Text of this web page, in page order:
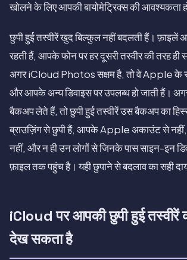
खोलने के लिए आपकी बायोमेट्रिक्स की आवश्यकता
छुपी हुई तस्वीरें खुद बिल्कुल नहीं बदलती हैं। फ़ाइलें
रहती हैं, आपके फोन पर हर दूसरी तस्वीर की तरह ही
अगर iCloud Photos सक्षम है, तो वे Apple के
और आपके अन्य डिवाइस पर उपलब्ध हो जाती हैं।
बैकअप लेते हैं, तो छुपी हुई तस्वीरें उस बैकअप का
ब्राउज़िंग से छुपी हैं, आपके Apple अकाउंट से
नहीं, और न ही उन लोगों से जिनके पास साइन-इन
फ़ाइल तक पहुंच है। यही छुपाने से बदलाव का सही
iCloud पर आपकी छुपी हुई तस्वीरें
देख सकता है